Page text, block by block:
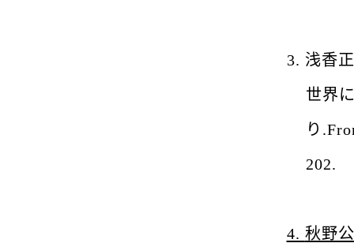
3. 浅香
世界
り .
202.
4. 秋野